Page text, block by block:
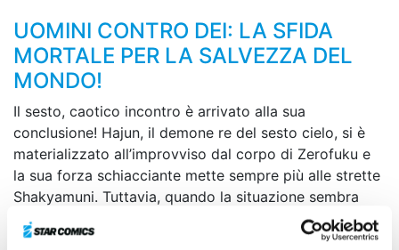
UOMINI CONTRO DEI: LA SFIDA
MORTALE PER LA SALVEZZA DEL
MONDO!
Il sesto, caotico incontro è arrivato alla sua
conclusione! Hajun, il demone re del sesto cielo, si è
materializzato all’improvviso dal corpo di Zerofuku e
la sua forza schiacciante mette sempre più alle strette
Shakyamuni. Tuttavia, quando la situazione sembra
ormai disperata, sul volto del Buddha compare un
sorriso colmo di serenità. Chi uscirà vincitore da